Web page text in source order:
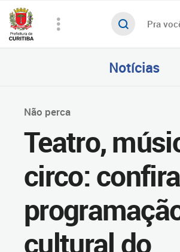
Pra
Notícias
Não perca
Teatro,
circo:
cultural do